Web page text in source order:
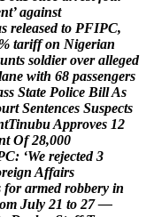
nt’ against
s released to PFIPC,
% tariff on Nigerian
unts soldier over alleged
ane with 68 passengers
ss State Police BillAs
urt Sentences Suspects
tTinubuApproves 12
t Of 28,000
C: ‘We rejected 3
reign Affairs
for armed robbery in
om July 21 to 27 —